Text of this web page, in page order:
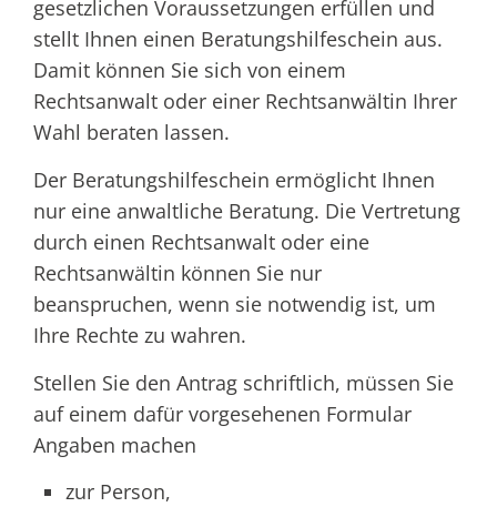
gesetzlichen Voraussetzungen erfüllen und
stellt Ihnen einen Beratungshilfeschein aus.
Damit können Sie sich von einem
Rechtsanwalt oder einer Rechtsanwältin Ihrer
Wahl beraten lassen.
Der Beratungshilfeschein ermöglicht Ihnen
nur eine anwaltliche Beratung. Die Vertretung
durch einen Rechtsanwalt oder eine
Rechtsanwältin können Sie nur
beanspruchen, wenn sie notwendig ist, um
Ihre Rechte zu wahren.
Stellen Sie den Antrag schriftlich, müssen Sie
auf einem dafür vorgesehenen Formular
Angaben machen
zur Person,